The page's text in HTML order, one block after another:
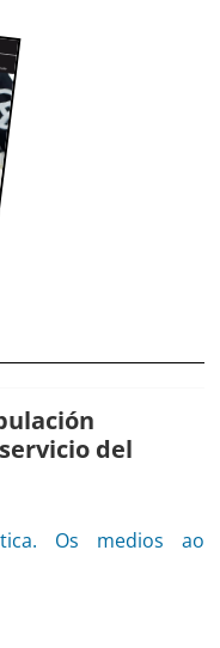
del
Os medios ao